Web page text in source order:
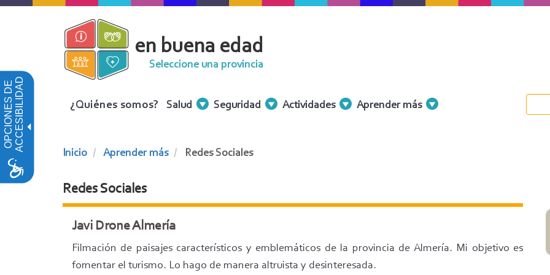
OPCIONES DEACCESIBILIDAD
Pasar
en buena edad
Seleccione una provincia
Menu
¿Quiénes somos? Salud Seguridad Actividades Aprender más
Inicio Aprender más Redes Sociales
Redes Sociales
Javi Drone Almería
Filmación de paisajes característicos y emblemáticos de la provincia de Almería. Mi objetivo es
fomentar el turismo. Lo hago de manera altruista y desinteresada.